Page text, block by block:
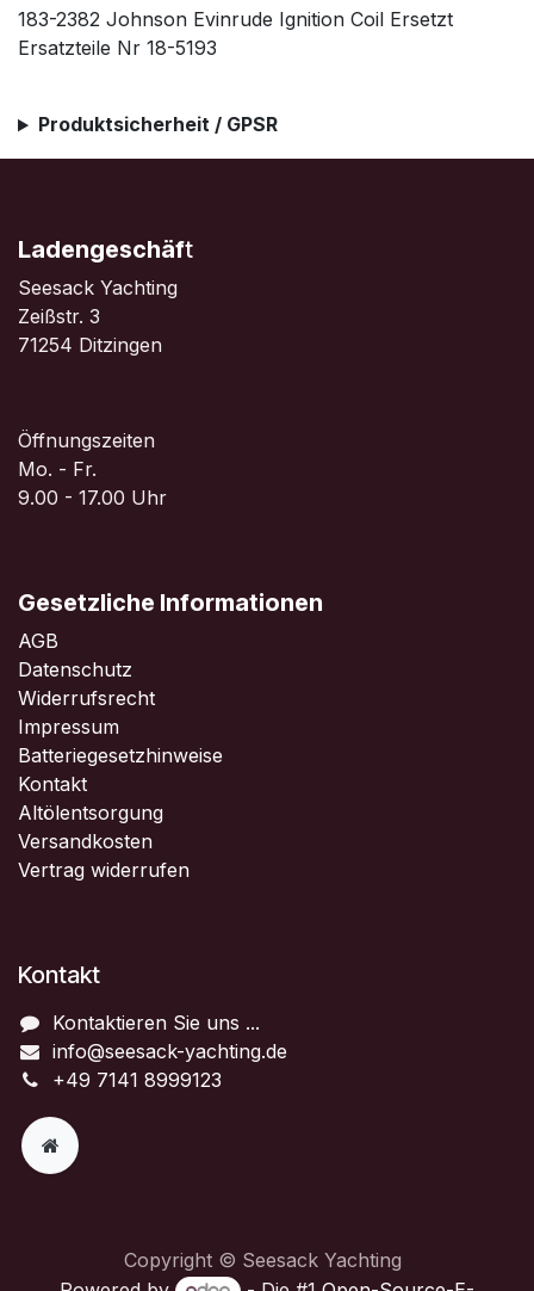
183-2382 Johnson Evinrude Ignition Coil Ersetzt
Ersatzteile Nr 18-5193
Produktsicherheit / GPSR
Ladengeschäft
Seesack Yachting
Zeißstr. 3
71254 Ditzingen
Öffnungszeiten
Mo. - Fr.
9.00 - 17.00 Uhr
Gesetzliche Informationen
AGB
Datenschutz
Widerrufsrecht
Impressum
Batteriegesetzhinweise
Kontakt
Altölentsorgung
Versandkosten
Vertrag widerrufen
Kontakt
Kontaktieren Sie uns ...
info@seesack-yachting.de
+49 7141 8999123
Copyright © Seesack Yachting